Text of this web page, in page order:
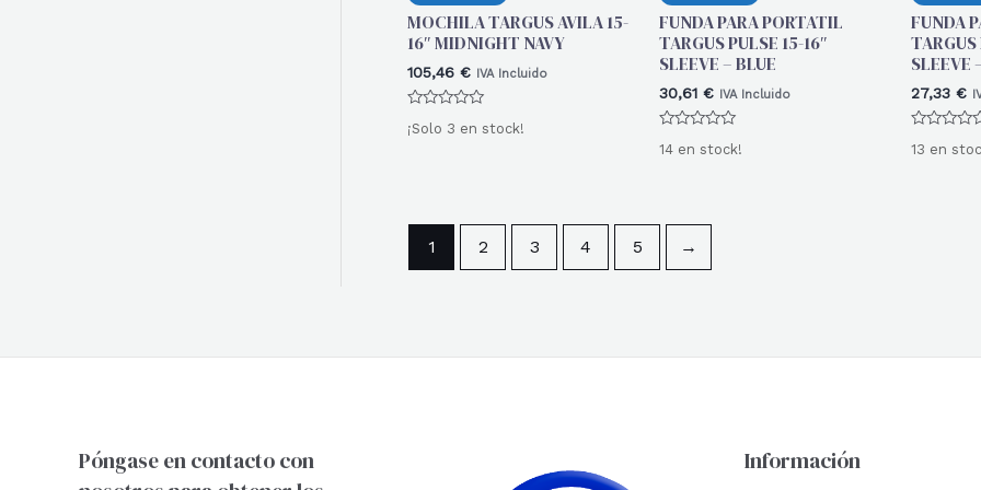
MOCHILA TARGUS AVILA 15-
16″ MIDNIGHT NAVY
105,46 € IVA Incluido
con
¡Solo 3 en stock!
FUNDA PARA PORTATIL
TARGUS PULSE 15-16″
SLEEVE – BLUE
30,61 € IVA Incluido
con
14 en stock!
FUNDA
TARGUS
SLEEVE
27,33 €
con
13 en
1 2 3 4 5 →
Póngase en contacto con
Información